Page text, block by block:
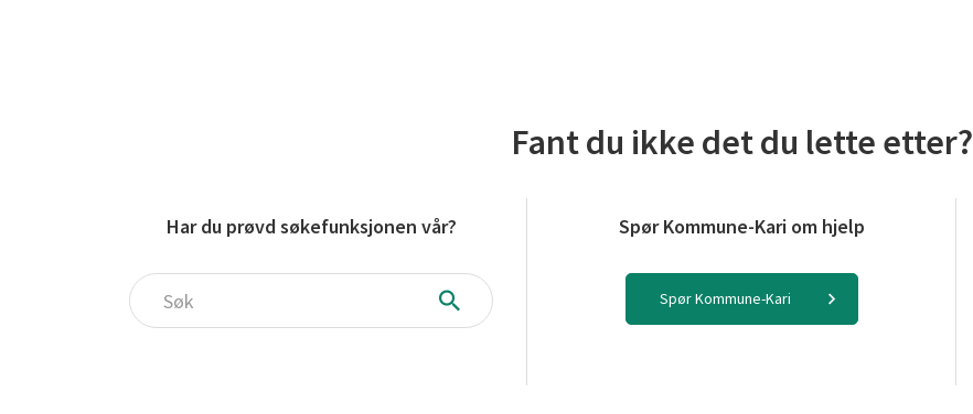
Fant du ikke det du lette etter?
Har du prøvd søkefunksjonen vår?
Søk
Spør Kommune-Kari om hjelp
Spør Kommune-Kari